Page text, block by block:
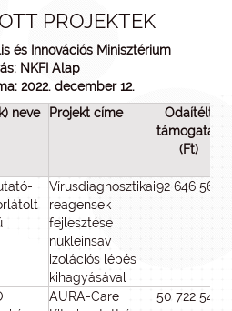
PROJEKTEK
és Innovációs Minisztérium
NKFI Alap
2022. december 12.
neve Projekt címe
Odaítélt
támogatás
(Ft)
Vírusdiagnosztikai
reagensek
fejlesztése
nukleinsav
izolációs lépés
kihagyásával
92 646 565
AURA-Care
50 722 546